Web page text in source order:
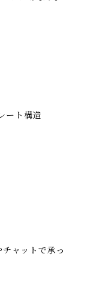
ート構造
ャットで承っ